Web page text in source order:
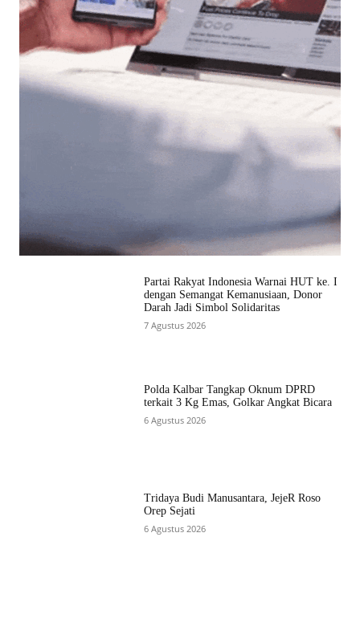
Partai Rakyat Indonesia Warnai HUT ke. I
dengan Semangat Kemanusiaan, Donor
Darah Jadi Simbol Solidaritas
7 Agustus 2026
Polda Kalbar Tangkap Oknum DPRD
terkait 3 Kg Emas, Golkar Angkat Bicara
6 Agustus 2026
Tridaya Budi Manusantara, JejeR Roso
Orep Sejati
6 Agustus 2026